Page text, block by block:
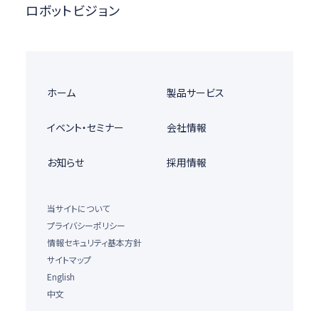
ロボットビジョン
ホーム 製品サービス
イベント・セミナー 会社情報
お知らせ 採用情報
当サイトについて
プライバシーポリシー
情報セキュリティ基本方針
サイトマップ
English
中文